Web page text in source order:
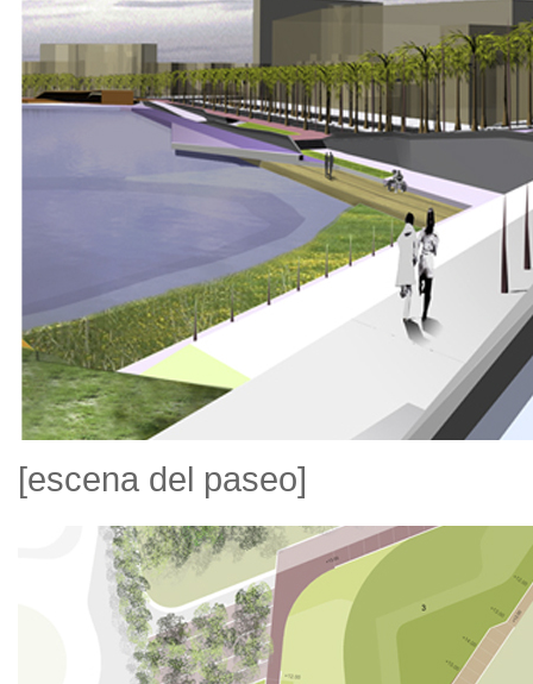
[escena del paseo]